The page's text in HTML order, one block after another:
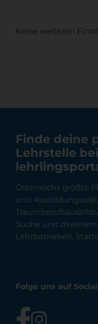
Keine weiteren
Finde deine
Lehrstelle bei
Österreichs größte
und
Suche und
Lehrbetrieben.
Folge uns auf